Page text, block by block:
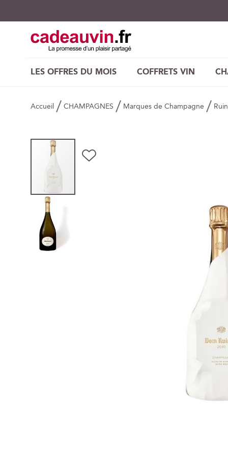
LES OFFRES DU MOIS COFFRETS VIN
Accueil CHAMPAGNES Marques de Champagne
Skip
the
images
gallery